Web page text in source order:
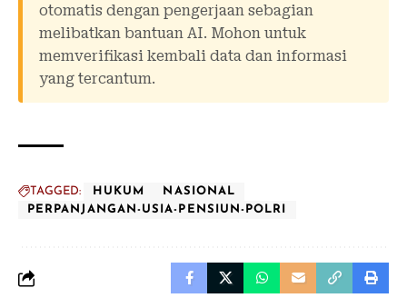
otomatis dengan pengerjaan sebagian
melibatkan bantuan AI. Mohon untuk
memverifikasi kembali data dan informasi
yang tercantum.
TAGGED: HUKUM
NASIONAL
PERPANJANGAN-USIA-PENSIUN-POLRI